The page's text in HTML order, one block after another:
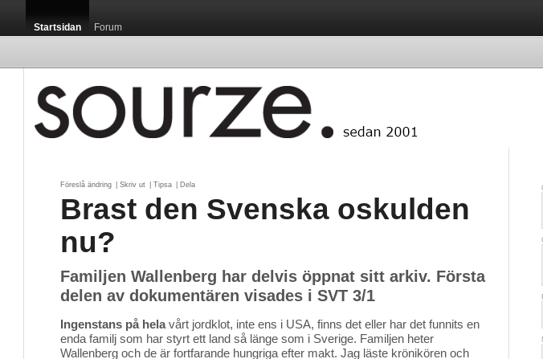
Startsidan Forum
Föreslå ändring Skriv ut Tipsa Dela
Brast den Svenska oskulden
nu?
Familjen Wallenberg har delvis öppnat sitt arkiv. Första
delen av dokumentären visades i SVT 3/1
Ingenstans på helavårt jordklot, inte ens i USA, finns det eller har det funnits en
enda familj som har styrt ett land så länge som i Sverige. Familjen heter
Wallenberg och de är fortfarande hungriga efter makt. Jag läste krönikören och